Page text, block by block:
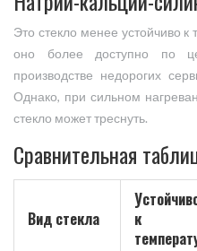
Это стекло менее устойчиво
оно более доступно по
производстве недорогих
Однако, при сильном
стекло может треснуть.
Сравнительная
Вид стекла
к